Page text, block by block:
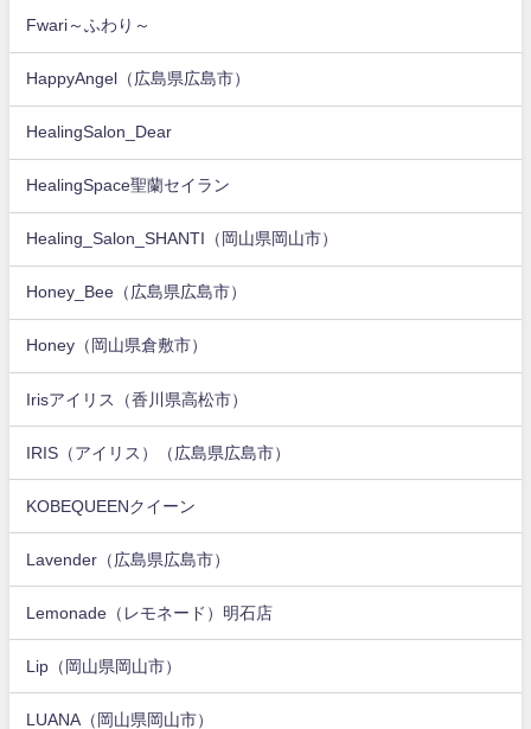
Fwari～ふわり～
HappyAngel（広島県広島市）
HealingSalon_Dear
HealingSpace聖蘭セイラン
Healing_Salon_SHANTI（岡山県岡山市）
Honey_Bee（広島県広島市）
Honey（岡山県倉敷市）
Irisアイリス（香川県高松市）
IRIS（アイリス）（広島県広島市）
KOBEQUEENクイーン
Lavender（広島県広島市）
Lemonade（レモネード）明石店
Lip（岡山県岡山市）
LUANA（岡山県岡山市）